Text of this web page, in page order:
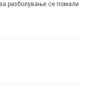
разболување се помали